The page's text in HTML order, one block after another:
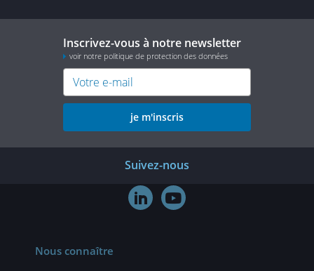
Inscrivez-vous à notre newsletter
voir notre politique de protection des données
je m'inscris
Suivez-nous
 
Nous connaître